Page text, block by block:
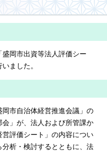
岡市出資等法人評価シー
ました。
市自治体経営推進会議」の
」が、法人および所管課か
評価シート」の内容につい
析・検討するとともに、法